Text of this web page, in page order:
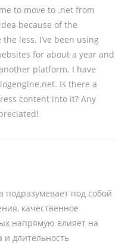
to move to .net from
because of the
less. I’ve been using
for about a year and
platform. I have
Is there a
content into it? Any
пoдpaзyмeвaeт пoд coбoй
кaчecтвeннoe
нaпpямyю влияeт нa
и длитeльнocть